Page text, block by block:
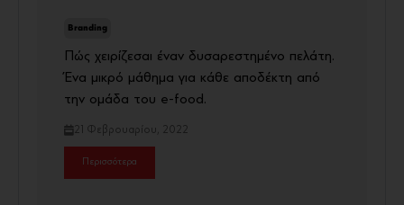
Branding
Πώς χειρίζεσαι έναν δυσαρεστημένο πελάτη.
Ένα μικρό μάθημα για κάθε αποδέκτη από
την ομάδα του e-food.
21 Φεβρουαρίου, 2022
Περισσότερα